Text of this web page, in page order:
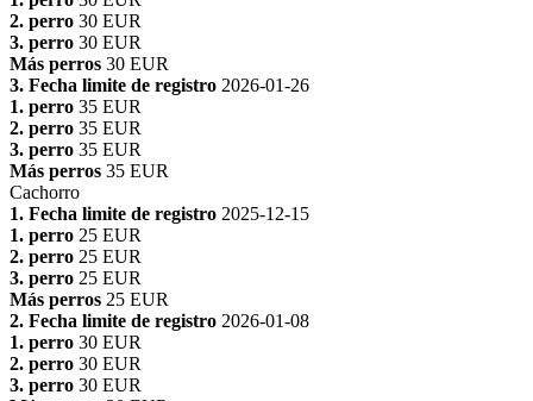
2. perro 30 EUR
3. perro 30 EUR
Más perros 30 EUR
3. Fecha limite de registro 2026-01-26
1. perro 35 EUR
2. perro 35 EUR
3. perro 35 EUR
Más perros 35 EUR
Cachorro
1. Fecha limite de registro 2025-12-15
1. perro 25 EUR
2. perro 25 EUR
3. perro 25 EUR
Más perros 25 EUR
2. Fecha limite de registro 2026-01-08
1. perro 30 EUR
2. perro 30 EUR
3. perro 30 EUR